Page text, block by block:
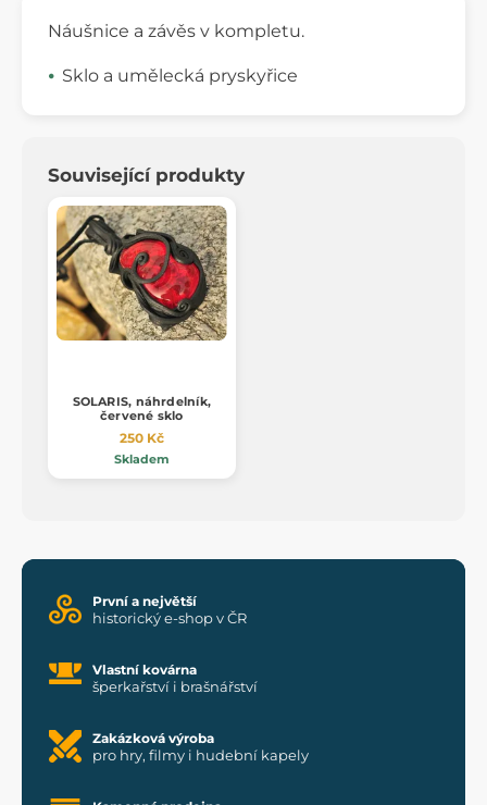
Náušnice a závěs v kompletu.
Sklo a umělecká pryskyřice
Související produkty
SOLARIS, náhrdelník,
červené sklo
250 Kč
Skladem
První a největší
historický e-shop v ČR
Vlastní kovárna
šperkařství i brašnářství
Zakázková výroba
pro hry, filmy i hudební kapely